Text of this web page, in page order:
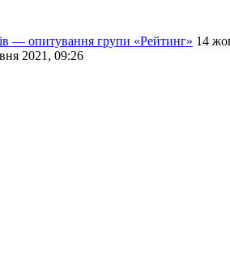
— опитування групи «Рейтинг» 14
2021, 09:26